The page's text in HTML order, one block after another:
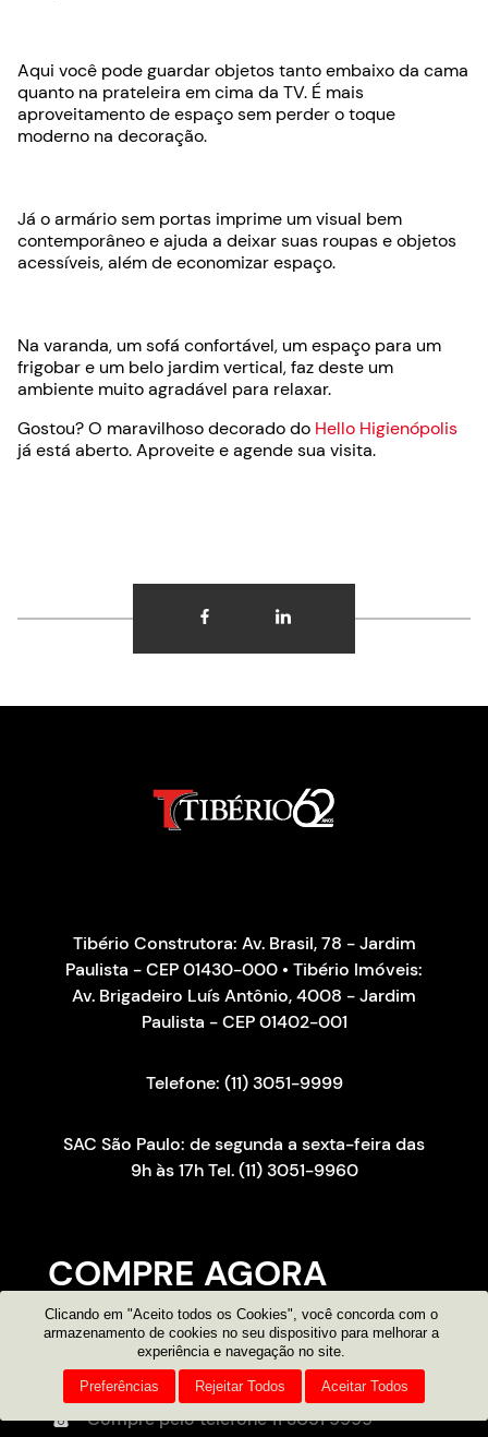
Aqui você pode guardar objetos tanto embaixo da cama
quanto na prateleira em cima da TV. É mais
aproveitamento de espaço sem perder o toque
moderno na decoração.
Já o armário sem portas imprime um visual bem
contemporâneo e ajuda a deixar suas roupas e objetos
acessíveis, além de economizar espaço.
Na varanda, um sofá confortável, um espaço para um
frigobar e um belo jardim vertical, faz deste um
ambiente muito agradável para relaxar.
Gostou? O maravilhoso decorado do Hello Higienópolis
já está aberto. Aproveite e agende sua visita.
COMPRE AGORA
Consultor on-line
Atendimento por e-mail
Compre pelo telefone11 3051 9999
Tibério Construtora: Av. Brasil, 78 - Jardim
Paulista - CEP 01430-000 • Tibério Imóveis:
Av. Brigadeiro Luís Antônio, 4008 - Jardim
Paulista - CEP 01402-001
Telefone: (11) 3051-9999
SAC São Paulo: de segunda a sexta-feira das
9h às 17h Tel. (11) 3051-9960
Clicando em "Aceito todos os Cookies", você concorda com o
armazenamento de cookies no seu dispositivo para melhorar a
experiência e navegação no site.
Preferências Rejeitar Todos Aceitar Todos